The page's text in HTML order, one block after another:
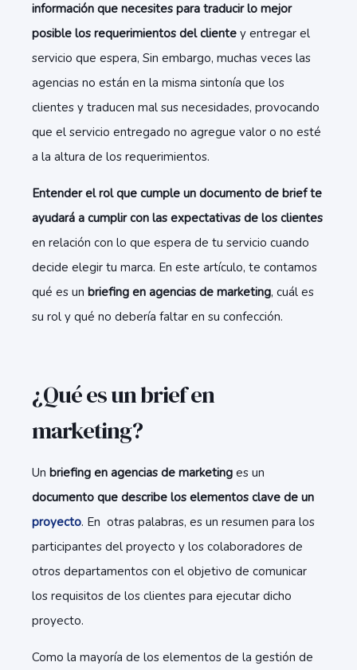
información que necesites para traducir lo mejor
posible los requerimientos del cliente y entregar el
servicio que espera, Sin embargo, muchas veces las
agencias no están en la misma sintonía que los
clientes y traducen mal sus necesidades, provocando
que el servicio entregado no agregue valor o no esté
a la altura de los requerimientos.
Entender el rol que cumple un documento de brief te
ayudará a cumplir con las expectativas de los clientes
en relación con lo que espera de tu servicio cuando
decide elegir tu marca. En este artículo, te contamos
qué es un briefing en agencias de marketing, cuál es
su rol y qué no debería faltar en su confección.
¿Qué es un brief en
marketing?
Un briefing en agencias de marketing es un
documento que describe los elementos clave de un
proyecto. En otras palabras, es un resumen para los
participantes del proyecto y los colaboradores de
otros departamentos con el objetivo de comunicar
los requisitos de los clientes para ejecutar dicho
proyecto.
Como la mayoría de los elementos de la gestión de